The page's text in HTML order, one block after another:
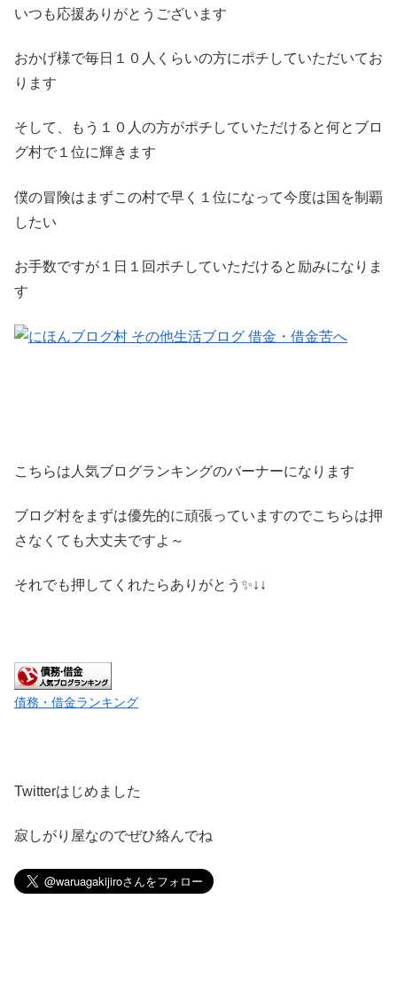
いつも応援ありがとうございます
おかげ様で毎日１０人くらいの方にポチしていただいてお
ります
そして、もう１０人の方がポチしていただけると何とブロ
グ村で１位に輝きます
僕の冒険はまずこの村で早く１位になって今度は国を制覇
したい
お手数ですが１日１回ポチしていただけると励みになりま
す
こちらは人気ブログランキングのバーナーになります
ブログ村をまずは優先的に頑張っていますのでこちらは押
さなくても大丈夫ですよ～
それでも押してくれたらありがとう✨↓↓
債務・借金ランキング
Twitterはじめました
寂しがり屋なのでぜひ絡んでね